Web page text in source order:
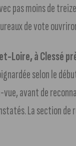
pas moins de
de vote
Loire, à Clessé
selon le
avant de
La section de